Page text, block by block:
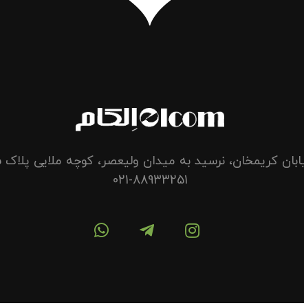
کریمخان، نرسید به میدان ولیعصر، کوچه ملایی پلاک 5 واحد 14
021-88933251